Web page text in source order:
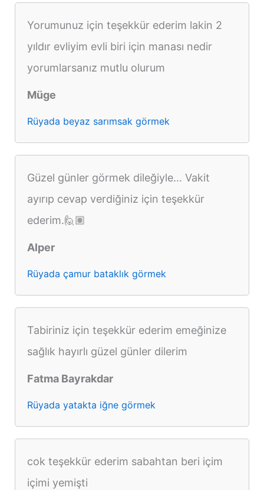
Yorumunuz için teşekkür ederim lakin 2
yıldır evliyim evli biri için manası nedir
yorumlarsanız mutlu olurum
Müge
Rüyada beyaz sarımsak görmek
Güzel günler görmek dileğiyle... Vakit
ayırıp cevap verdiğiniz için teşekkür
ederim.🙋🏽
Alper
Rüyada çamur bataklık görmek
Tabiriniz için teşekkür ederim emeğinize
sağlık hayırlı güzel günler dilerim
Fatma Bayrakdar
Rüyada yatakta iğne görmek
cok teşekkür ederim sabahtan beri içim
içimi yemişti